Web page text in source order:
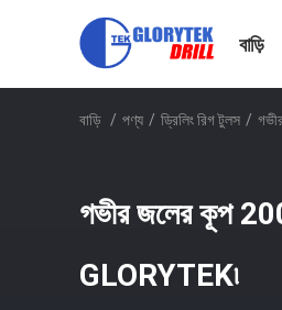
বাড়ি
বাড়ি / পণ্য / ড্রিলিং রিগ টুলস /
গভীর জলের কূপ
GLORYTEK৷